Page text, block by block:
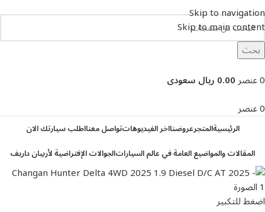
Skip to navigation
Skip to main content
بحث
0عنصر0.00 ريال سعودى
0عنصر
الرئيسيةالمتجرعروضنااخر الفيديوهاتتواصل معنااطلب سيارتك الان
المقالات والمواضيع العامة في عالم السياراتالجوالات الإفتراضية لأربيان داريف
اضغط للتكبير